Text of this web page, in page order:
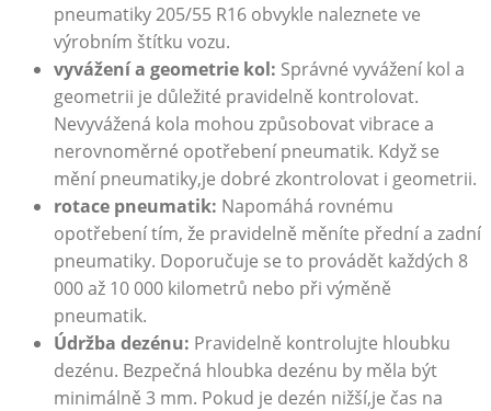
pneumatiky​ 205/55 R16 obvykle naleznete ve
výrobním štítku vozu.
vyvážení a ​geometrie kol: Správné vyvážení kol a
geometrii je důležité pravidelně kontrolovat.
Nevyvážená kola mohou způsobovat vibrace a
nerovnoměrné opotřebení pneumatik. Když se
mění pneumatiky,je dobré zkontrolovat i geometrii.
rotace pneumatik: Napomáhá rovnému
opotřebení tím,⁣ že pravidelně měníte přední a zadní
pneumatiky. Doporučuje se to provádět každých ‌8
000 až 10 000 kilometrů nebo při výměně
pneumatik.
Údržba dezénu: Pravidelně kontrolujte hloubku
dezénu. Bezpečná hloubka dezénu by měla být
minimálně 3 mm. ​Pokud ‌je dezén⁢ nižší,je‌ čas na